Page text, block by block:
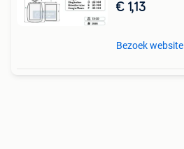
€ 1,13
Bezoek website